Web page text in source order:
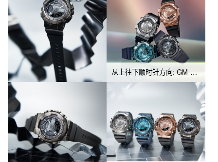
从上往下顺时针方向: GM-S110PG-1A, GM-S110B-8A, GM-S110LB-2A, GM-S110-1A